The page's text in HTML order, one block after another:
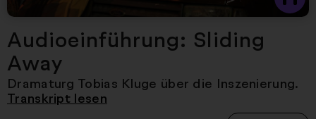
Audioeinführung: Sliding
Away
Dramaturg Tobias Kluge über die Inszenierung.
Transkript lesen